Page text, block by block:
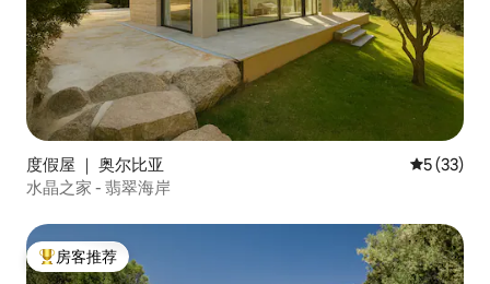
度假屋 ｜ 奥尔比亚 平均评分
5 (33)
水晶之家 - 翡翠海岸
热门「房客推荐」
房客推荐